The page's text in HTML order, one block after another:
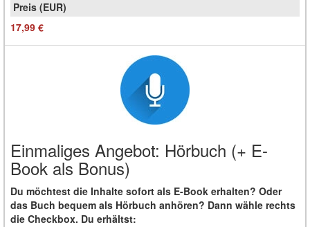
17,99 €
Einmaliges Angebot: Hörbuch (+ E-
Book als Bonus)
Du möchtest die Inhalte sofort als E-Book erhalten? Oder
das Buch bequem als Hörbuch anhören? Dann wähle rechts
die Checkbox. Du erhältst: